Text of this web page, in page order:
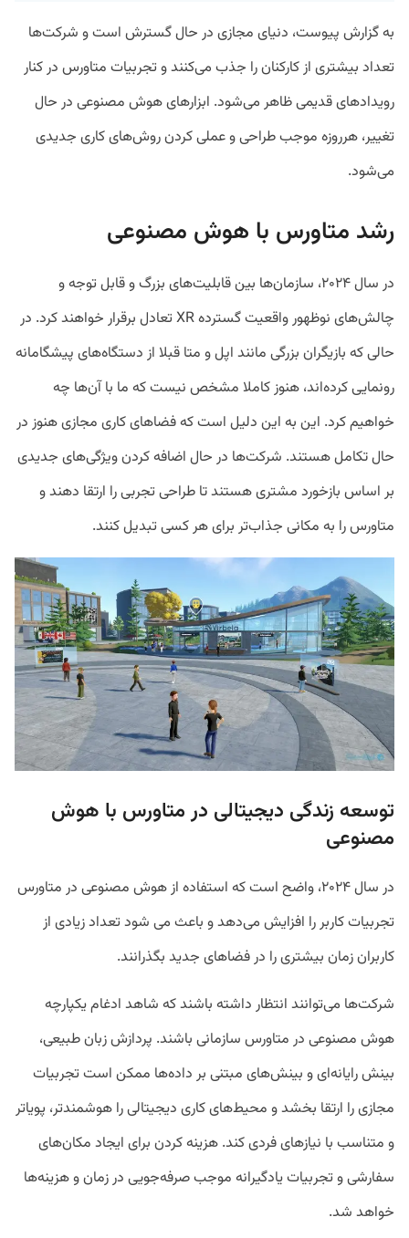
به گزارش پیوست، دنیای مجازی در حال گسترش است و شرکت‌ها
تعداد بیشتری از کارکنان را جذب می‌کنند و تجربیات متاورس در کنار
رویدادهای قدیمی ظاهر می‌شود. ابزارهای هوش مصنوعی در حال
تغییر، هرروزه‌ موجب طراحی و عملی کردن روش‌های کاری جدیدی
می‌شود.
رشد متاورس با هوش مصنوعی
در سال ۲۰۲۴، سازمان‌ها بین قابلیت‌های بزرگ و قابل توجه و
چالش‌های نوظهور واقعیت گسترده XR تعادل برقرار خواهند کرد. در
حالی که بازیگران بزرگی مانند اپل و متا قبلا از دستگاه‌های پیشگامانه
رونمایی کرده‌اند، هنوز کاملا مشخص نیست که ما با آن‌ها چه
خواهیم کرد. این به این دلیل است که فضاهای کاری مجازی هنوز در
حال تکامل هستند. شرکت‌ها در حال اضافه کردن ویژگی‌های جدیدی
بر اساس بازخورد مشتری هستند تا طراحی تجربی را ارتقا دهند و
متاورس را به مکانی جذاب‌تر برای هر کسی تبدیل کنند.
توسعه زندگی دیجیتالی در متاورس با هوش
مصنوعی
در سال ۲۰۲۴، واضح است که استفاده از هوش مصنوعی در متاورس
تجربیات کاربر را افزایش می‌دهد و باعث می شود تعداد زیادی از
کاربران زمان بیشتری را در فضاهای جدید بگذرانند.
شرکت‌ها می‌توانند انتظار داشته باشند که شاهد ادغام یکپارچه
هوش مصنوعی در متاورس سازمانی باشند. پردازش زبان طبیعی،
بینش رایانه‌ای و بینش‌های مبتنی بر داده‌ها ممکن است تجربیات
مجازی را ارتقا بخشد و محیط‌های کاری دیجیتالی را هوشمندتر، پویاتر
و متناسب با نیازهای فردی کند. هزینه کردن برای ایجاد مکان‌های
سفارشی و تجربیات یادگیرانه موجب صرفه‌جویی در زمان و هزینه‌ها
خواهد شد.